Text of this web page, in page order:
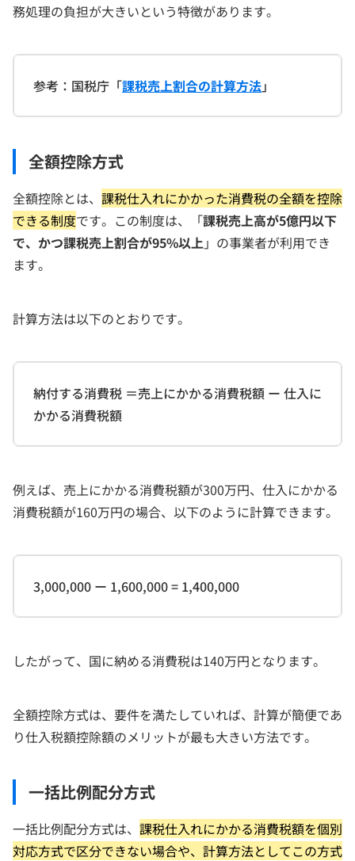
務処理の負担が大きいという特徴があります。
参考：国税庁「課税売上割合の計算方法」
全額控除方式
全額控除とは、 課税仕入れにかかった消費税の全額を控除
できる制度です。この制度は、「課税売上高が5億円以下
で、かつ課税売上割合が95%以上 」の事業者が利用でき
ます。
計算方法は以下のとおりです。
納付する消費税 ＝売上にかかる消費税額 ー 仕入に
かかる消費税額
例えば、売上にかかる消費税額が300万円、仕入にかかる
消費税額が160万円の場合、以下のように計算できます。
3,000,000 ー 1,600,000 = 1,400,000
したがって、国に納める消費税は140万円となります。
全額控除方式は、要件を満たしていれば、計算が簡便であ
り仕入税額控除額のメリットが最も大きい方法です。
一括比例配分方式
一括比例配分方式は、 課税仕入れにかかる消費税額を個別
対応方式で区分できない場合や、計算方法としてこの方式